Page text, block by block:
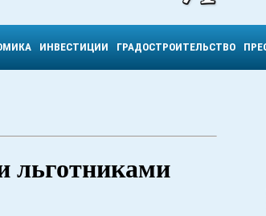
ИНВЕСТИЦИИ ГРАДОСТРОИТЕЛЬСТВО
льготниками